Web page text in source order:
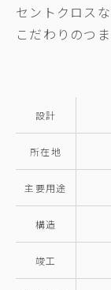
セントクロス
こだわりのつ
設計
所在地
主要用途
構造
竣工